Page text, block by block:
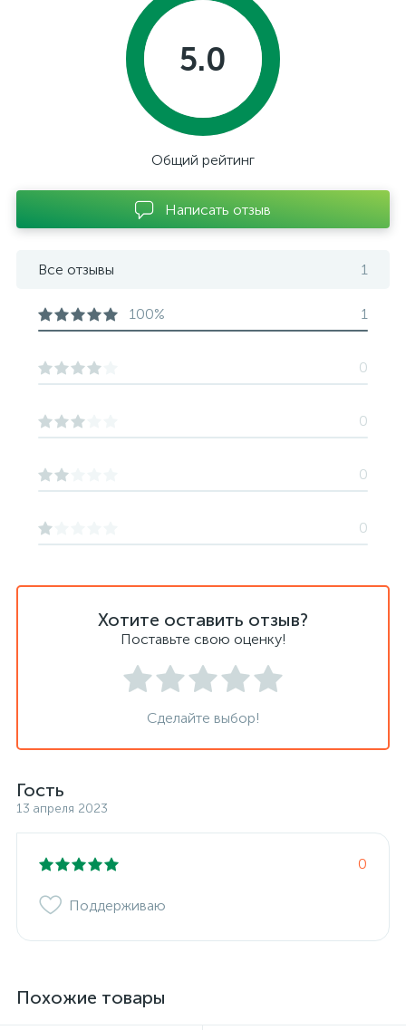
Хотите оставить отзыв?
Поставьте свою оценку!
Сделайте выбор!
Гость
13 апреля 2023
0
Поддерживаю
5.0
Общий рейтинг
Написать отзыв
Все отзывы 1
100% 1
0
0
0
0
Похожие товары